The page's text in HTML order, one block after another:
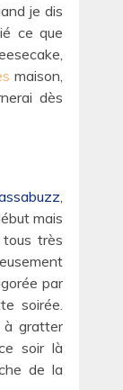
je dis
ce que
maison,
dès
,
mais
tous très
par
soirée.
gratter
soir là
de la